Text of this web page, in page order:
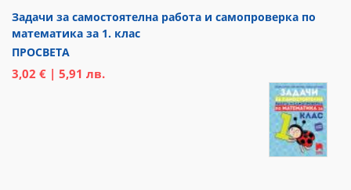
Задачи за самостоятелна работа и самопроверка по
математика за 1. клас
ПРОСВЕТА
3,02 € | 5,91 лв.